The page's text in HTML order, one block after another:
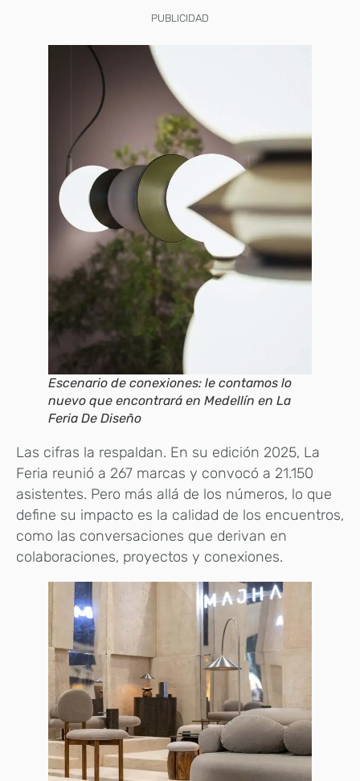
PUBLICIDAD
Escenario de conexiones: le contamos lo
nuevo que encontrará en Medellín en La
Feria De Diseño
Las cifras la respaldan. En su edición 2025, La
Feria reunió a 267 marcas y convocó a 21.150
asistentes. Pero más allá de los números, lo que
define su impacto es la calidad de los encuentros,
como las conversaciones que derivan en
colaboraciones, proyectos y conexiones.